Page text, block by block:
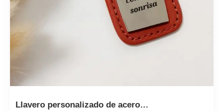
Llavero personalizado de acero…